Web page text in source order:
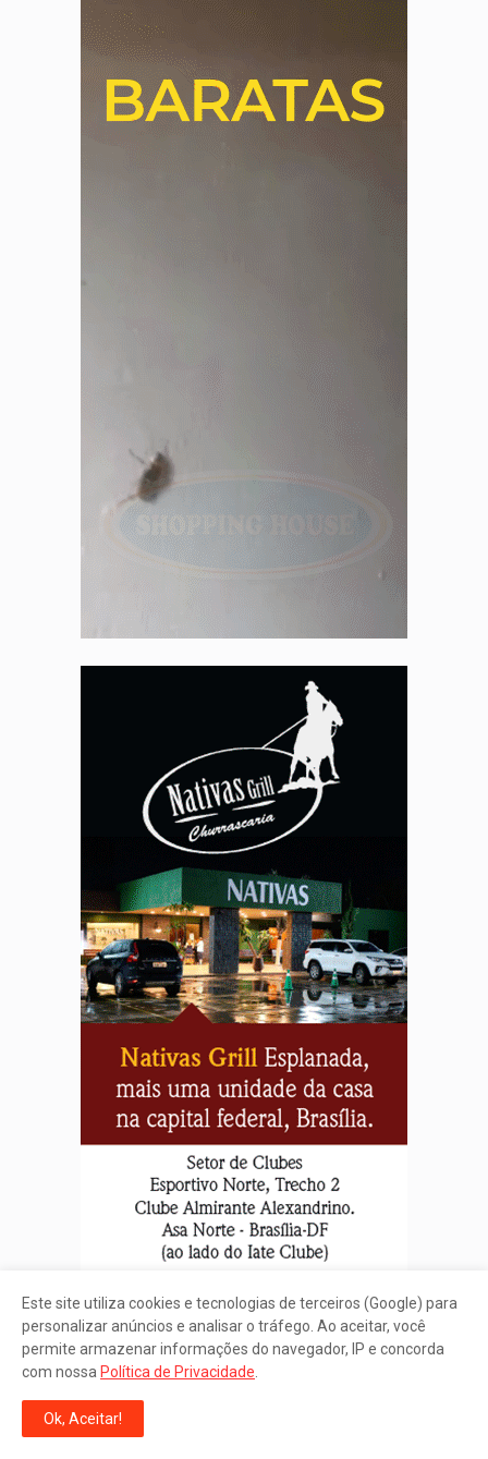
Newsletter
Notícias exclusivas e oportunidades em seu e-mail.
Este site utiliza cookies e tecnologias de terceiros (Google) para
personalizar anúncios e analisar o tráfego. Ao aceitar, você
permite armazenar informações do navegador, IP e concorda
com nossa Política de Privacidade
Ok, Aceitar!